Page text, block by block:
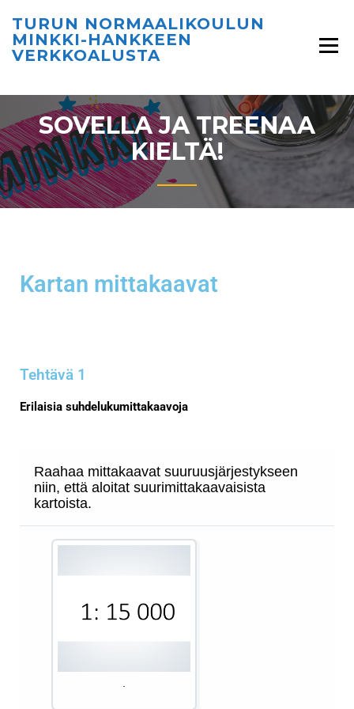
TURUN NORMAALIKOULUN
MINKKI-HANKKEEN
VERKKOALUSTA
SOVELLA JA TREENAA
KIELTÄ!
Kartan mittakaavat
Tehtävä 1
Erilaisia suhdelukumittakaavoja